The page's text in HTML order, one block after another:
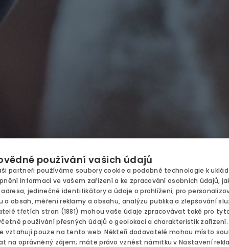
RESORT
DĚTI
SVATBY
používání vašich údajů
partneři používáme soubory cookie a podobné technologie k
informací ve vašem zařízení a ke zpracování osobních údajů,
adresa, jedinečné identifikátory a údaje o prohlížení, pro
a obsah, měření reklamy a obsahu, analýzu publika a zlepšování
třetích stran (1881) mohou vaše údaje zpracovávat také pro
používání přesných údajů o geolokaci a charakteristik zařízení.
vztahují pouze na tento web. Někteří dodavatelé mohou místo
na oprávněný zájem; máte právo vznést námitku vNastavení